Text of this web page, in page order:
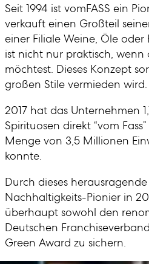
Seit 1994 ist vomFASS ein
verkauft einen Großteil
einer Filiale Weine, Öle oder
ist nicht nur praktisch,
möchtest. Dieses Konzept
großen Stile vermieden wird.
2017 hat das Unternehmen
Spirituosen direkt “vom
Menge von 3,5 Millionen
konnte.
Durch dieses
Nachhaltigkeits-Pionier in
überhaupt sowohl den
Deutschen
Green Award zu sichern.